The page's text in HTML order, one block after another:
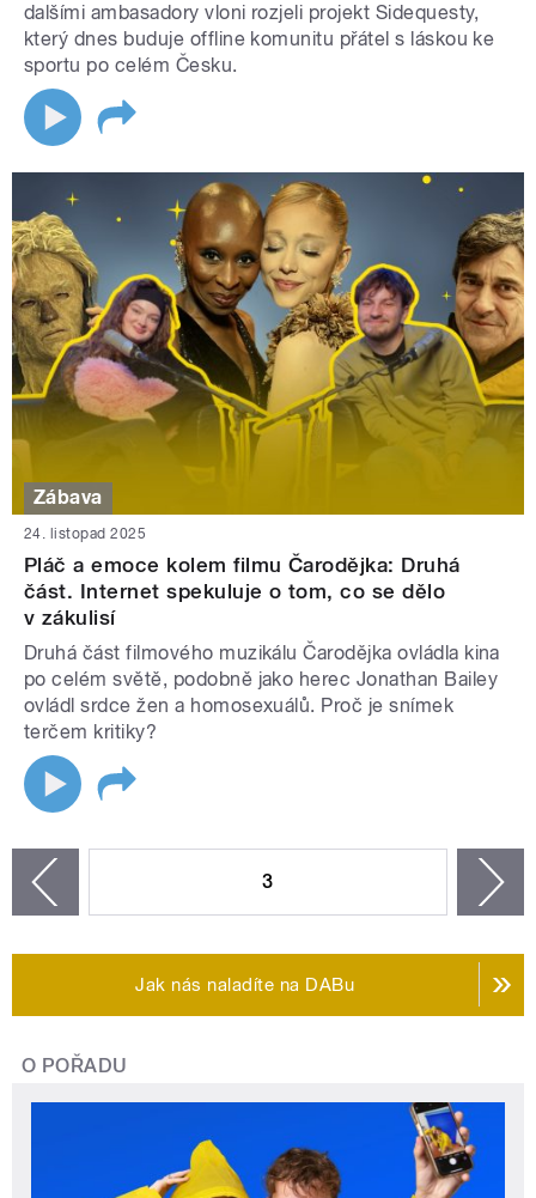
dalšími ambasadory vloni rozjeli projekt Sidequesty,
který dnes buduje offline komunitu přátel s láskou ke
sportu po celém Česku.
Zábava
24. listopad 2025
Pláč a emoce kolem filmu Čarodějka: Druhá
část. Internet spekuluje o tom, co se dělo
v zákulisí
Druhá část filmového muzikálu Čarodějka ovládla kina
po celém světě, podobně jako herec Jonathan Bailey
ovládl srdce žen a homosexuálů. Proč je snímek
terčem kritiky?
3
Jak nás naladíte na DABu
O POŘADU